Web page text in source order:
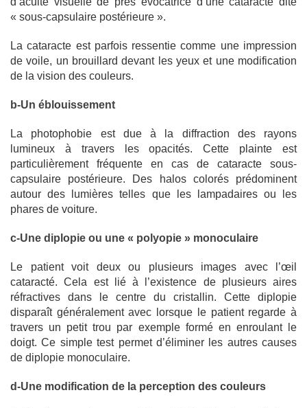
« sous-capsulaire postérieure ».
La cataracte est parfois ressentie comme une impression
de voile, un brouillard devant les yeux et une modification
de la vision des couleurs.
b-Un éblouissement
La photophobie est due à la diffraction des rayons
lumineux à travers les opacités. Cette plainte est
particulièrement fréquente en cas de cataracte sous-
capsulaire postérieure. Des halos colorés prédominent
autour des lumières telles que les lampadaires ou les
phares de voiture.
c-Une diplopie ou une « polyopie » monoculaire
Le patient voit deux ou plusieurs images avec l’œil
cataracté. Cela est lié à l’existence de plusieurs aires
réfractives dans le centre du cristallin. Cette diplopie
disparaît généralement avec lorsque le patient regarde à
travers un petit trou par exemple formé en enroulant le
doigt. Ce simple test permet d’éliminer les autres causes
de diplopie monoculaire.
d-Une modification de la perception des couleurs